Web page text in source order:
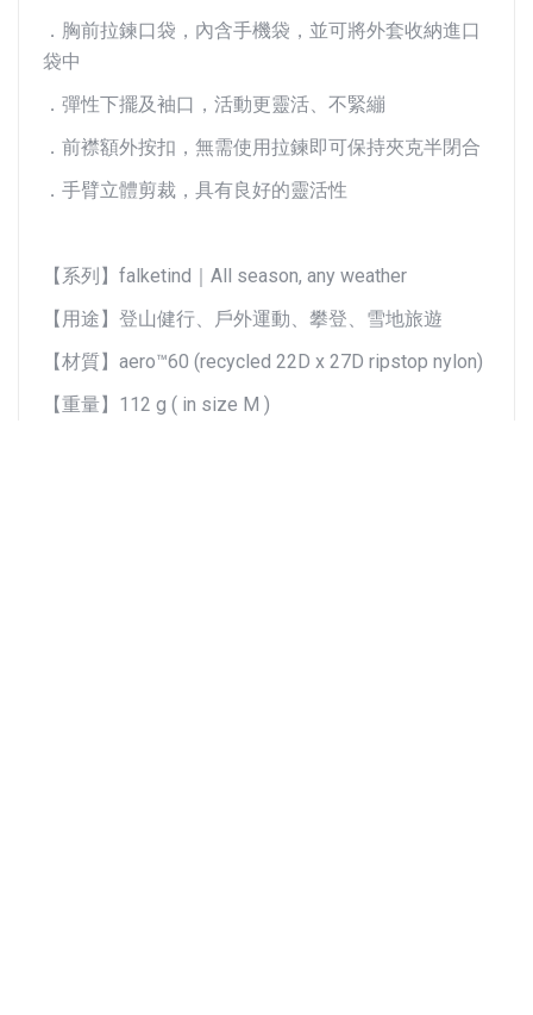
．胸前拉鍊口袋，內含手機袋，並可將外套收納進口
袋中
．彈性下擺及袖口，活動更靈活、不緊繃
．前襟額外按扣，無需使用拉鍊即可保持夾克半閉合
．手臂立體剪裁，具有良好的靈活性
【系列】falketind｜All season, any weather
【用途】登山健行、戶外運動、攀登、雪地旅遊
【材質】aero™60 (recycled 22D x 27D ripstop nylon)
【重量】112 g ( in size M )